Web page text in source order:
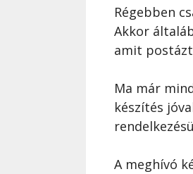
Régebben
Akkor
amit
Ma már
készítés
A meghívó